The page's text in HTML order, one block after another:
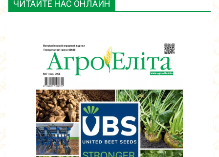
ЧИТАЙТЕ НАС ОНЛАЙН